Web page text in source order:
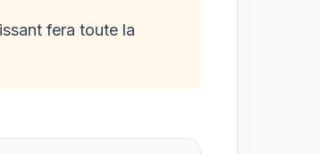
fera toute la